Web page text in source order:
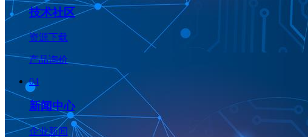
技术社区
资源下载
产品询价
04
新闻中心
企业新闻